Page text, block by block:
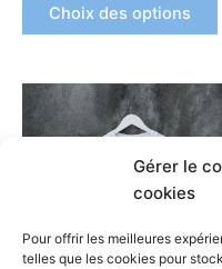
Gérer le
cookies
Pour offrir les meilleures
telles que les cookies pour
Choix des options